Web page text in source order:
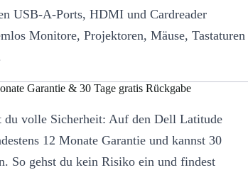
USB-A-Ports, HDMI und Cardreader
Monitore, Projektoren, Mäuse, Tastaturen
Garantie & 30 Tage gratis Rückgabe
du volle Sicherheit: Auf den Dell Latitude
12 Monate Garantie und kannst 30
So gehst du kein Risiko ein und findest